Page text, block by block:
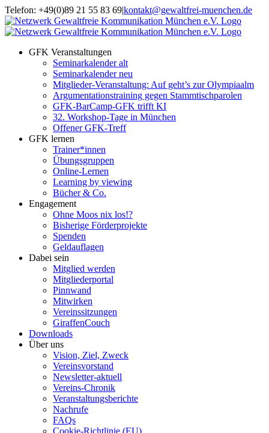
Zum
Inhalt
springen
Telefon: +49(0)89 21 55 83 69|kontakt@gewaltfrei-muenchen.de
Einloggen
Seminarkalender
Infos
zum
GFK Veranstaltungen
Seminarkalender alt
Seminarkalender neu
Mitglieder-Veranstaltung: Auf geht’s zur Olympiaalm
Argumentationstraining gegen Stammtischparolen
GFK-BarCamp-GFK trifft KI
32. Workshop-Tage in München
Offener GFK-Treff
GFK lernen
Trainer*innen
Übungsgruppen
Online-Lernen
Learning by viewing
Bücher & Co.
Engagement
Ohne Moos nix los!?
Bisherige Förderprojekte
Spenden
Geldauflagen
Dabei sein
Mitglied werden
Mitgliederportal
Pinnwand
Mitwirken
Vereinssitzungen
GiraffenCouch
Downloads
Über uns
Vision, Ziel, Zweck
Vereinsvorstand
Newsletter-aktuell
Vereins-Chronik
Veranstaltungsberichte
Nachrufe
FAQs
Cookie-Richtlinie (EU)